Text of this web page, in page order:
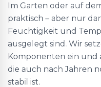
Im Garten oder auf
praktisch – aber nur
Feuchtigkeit und
ausgelegt sind. Wir
Komponenten ein und
die auch nach Jahren
stabil ist.